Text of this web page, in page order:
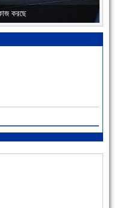
করছে
৪৬তম মৃত্যুবার্ষিকী